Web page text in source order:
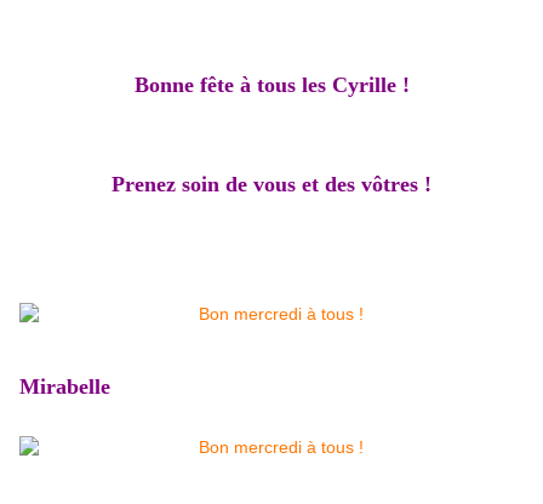
Bonne fête à tous les Cyrille !
Prenez soin de vous et des vôtres !
Mirabelle